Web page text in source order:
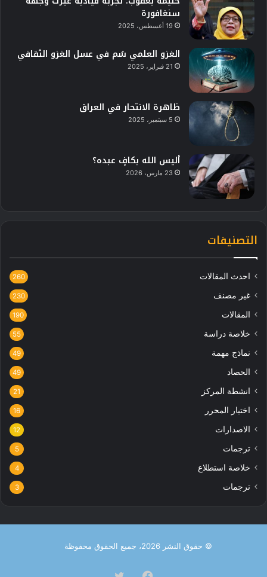
سنغافورة
19 أغسطس، 2025
الغزو العلمي سُم في عسل الغزو الثقافي
21 فبراير، 2025
ظاهرة الانتحار في العراق
5 سبتمبر، 2025
أليس الله بكافٍ عبده؟
23 مارس، 2026
التصنيفات
احدث المقالات 260
غير مصنف 230
المقالات 190
خلاصة دراسة 55
نماذج مهمة 49
الحصاد 49
انشطة المركز 21
اختيار المحرر 16
الاصدارات 12
ترجمات 5
خلاصة استطلاع 4
ترجمات 3
© حقوق النشر 2026، جميع الحقوق محفوظة